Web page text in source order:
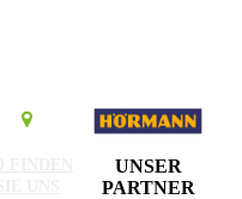
UNSER
PARTNER